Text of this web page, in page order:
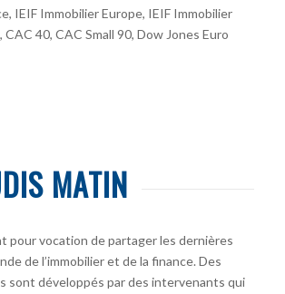
IEIF Immobilier Europe, IEIF Immobilier
CAC 40, CAC Small 90, Dow Jones Euro
MATIN
pour vocation de partager les dernières
de l’immobilier et de la finance. Des
sont développés par des intervenants qui